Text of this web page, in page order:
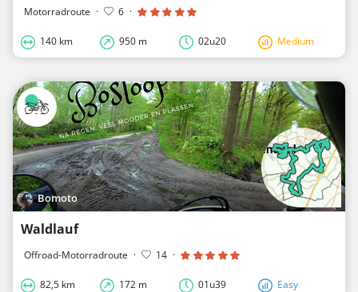
Motorradroute · 6 ·
140 km 950 m 02u20 Medium
Bomoto
Waldlauf
Offroad-Motorradroute · 14 ·
82,5 km 172 m 01u39 Easy